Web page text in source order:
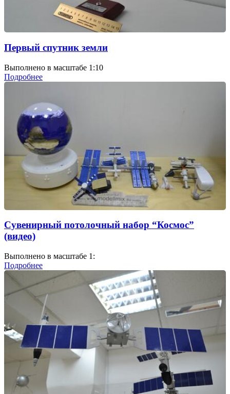
Первый спутник земли
Выполнено в масштабе 1:10
Подробнее
Сувенирный потолочный набор “Космос”
(видео)
Выполнено в масштабе 1:
Подробнее